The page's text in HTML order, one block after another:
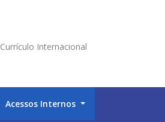
Currículo Internacional
Acessos Internos